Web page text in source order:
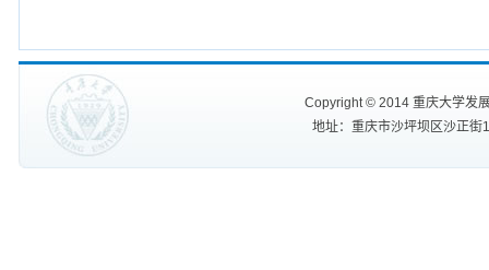
Copyright©2014 重庆大学发
地址：重庆市沙坪坝区沙正